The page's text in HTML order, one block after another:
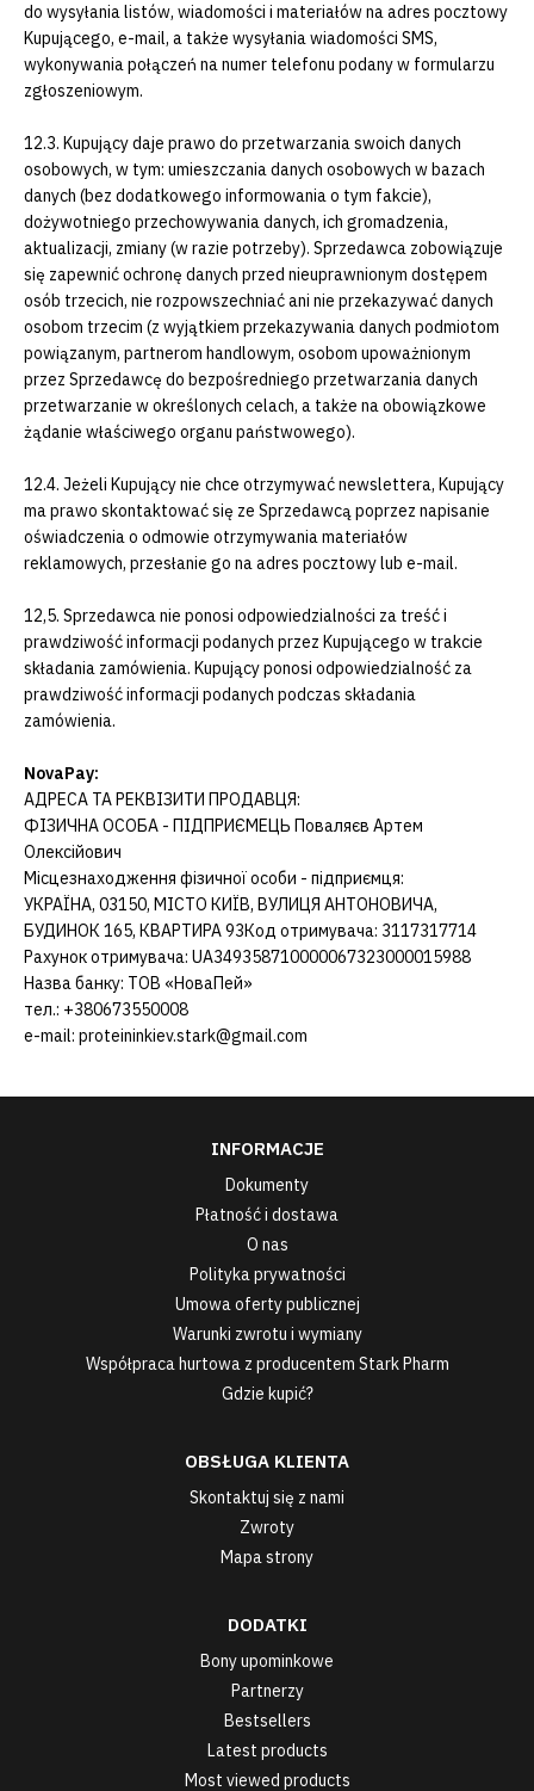
do wysyłania listów, wiadomości i materiałów na adres pocztowy
Kupującego, e-mail, a także wysyłania wiadomości SMS,
wykonywania połączeń na numer telefonu podany w formularzu
zgłoszeniowym.
12.3. Kupujący daje prawo do przetwarzania swoich danych
osobowych, w tym: umieszczania danych osobowych w bazach
danych (bez dodatkowego informowania o tym fakcie),
dożywotniego przechowywania danych, ich gromadzenia,
aktualizacji, zmiany (w razie potrzeby). Sprzedawca zobowiązuje
się zapewnić ochronę danych przed nieuprawnionym dostępem
osób trzecich, nie rozpowszechniać ani nie przekazywać danych
osobom trzecim (z wyjątkiem przekazywania danych podmiotom
powiązanym, partnerom handlowym, osobom upoważnionym
przez Sprzedawcę do bezpośredniego przetwarzania danych
przetwarzanie w określonych celach, a także na obowiązkowe
żądanie właściwego organu państwowego).
12.4. Jeżeli Kupujący nie chce otrzymywać newslettera, Kupujący
ma prawo skontaktować się ze Sprzedawcą poprzez napisanie
oświadczenia o odmowie otrzymywania materiałów
reklamowych, przesłanie go na adres pocztowy lub e-mail.
12,5. Sprzedawca nie ponosi odpowiedzialności za treść i
prawdziwość informacji podanych przez Kupującego w trakcie
składania zamówienia. Kupujący ponosi odpowiedzialność za
prawdziwość informacji podanych podczas składania
zamówienia.
NovaPay:
АДРЕСА ТА РЕКВІЗИТИ ПРОДАВЦЯ:
ФІЗИЧНА ОСОБА - ПІДПРИЄМЕЦЬ Поваляєв Артем
Олексійович
Місцезнаходження фізичної особи - підприємця:
УКРАЇНА, 03150, МІСТО КИЇВ, ВУЛИЦЯ АНТОНОВИЧА,
БУДИНОК 165, КВАРТИРА 93Код отримувача: 3117317714
Рахунок отримувача: UA349358710000067323000015988
Назва банку: ТОВ «НоваПей»
тел.: +380673550008
e-mail: proteininkiev.stark@gmail.com
INFORMACJE
Dokumenty
Płatność i dostawa
O nas
Polityka prywatności
Umowa oferty publicznej
Warunki zwrotu i wymiany
Współpraca hurtowa z producentem Stark Pharm
Gdzie kupić?
OBSŁUGA KLIENTA
Skontaktuj się z nami
Zwroty
Mapa strony
DODATKI
Bony upominkowe
Partnerzy
Bestsellers
Latest products
Most viewed products